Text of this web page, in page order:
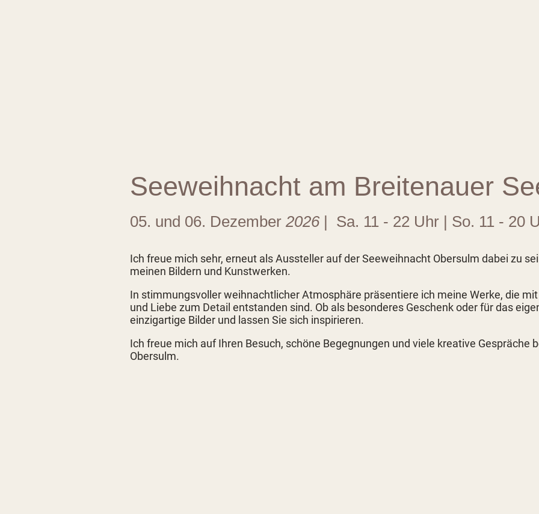
Seeweihnacht am Breitenauer
05. und 06. Dezember 2026| Sa. 11 - 22 Uhr | So. 11 - 20
Ich freue mich sehr, erneut als Aussteller auf derSeeweihnacht Obersulm dabei zu
meinen Bildern und Kunstwerken.
In stimmungsvoller weihnachtlicher Atmosphäre präsentiere ich meine Werke, die
und Liebe zum Detail entstanden sind. Ob als besonderes Geschenk oder für das
einzigartige Bilder und lassen Sie sich inspirieren.
Ich freue mich auf Ihren Besuch, schöne Begegnungen und viele kreative Gespräche
Obersulm.